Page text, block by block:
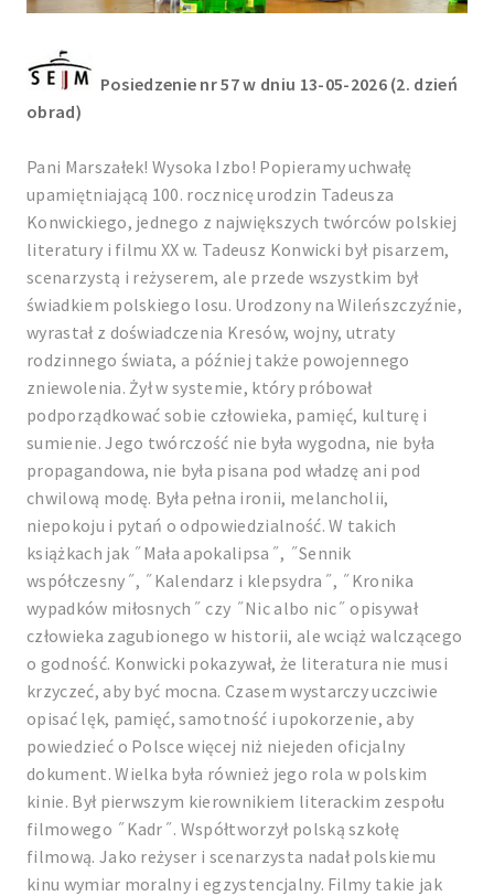
Posiedzenie nr 57 w dniu 13-05-2026 (2. dzień
obrad)
Pani Marszałek! Wysoka Izbo! Popieramy uchwałę
upamiętniającą 100. rocznicę urodzin Tadeusza
Konwickiego, jednego z największych twórców polskiej
literatury i filmu XX w. Tadeusz Konwicki był pisarzem,
scenarzystą i reżyserem, ale przede wszystkim był
świadkiem polskiego losu. Urodzony na Wileńszczyźnie,
wyrastał z doświadczenia Kresów, wojny, utraty
rodzinnego świata, a później także powojennego
zniewolenia. Żył w systemie, który próbował
podporządkować sobie człowieka, pamięć, kulturę i
sumienie. Jego twórczość nie była wygodna, nie była
propagandowa, nie była pisana pod władzę ani pod
chwilową modę. Była pełna ironii, melancholii,
niepokoju i pytań o odpowiedzialność. W takich
książkach jak ˝Mała apokalipsa˝, ˝Sennik
współczesny˝, ˝Kalendarz i klepsydra˝, ˝Kronika
wypadków miłosnych˝ czy ˝Nic albo nic˝ opisywał
człowieka zagubionego w historii, ale wciąż walczącego
o godność. Konwicki pokazywał, że literatura nie musi
krzyczeć, aby być mocna. Czasem wystarczy uczciwie
opisać lęk, pamięć, samotność i upokorzenie, aby
powiedzieć o Polsce więcej niż niejeden oficjalny
dokument. Wielka była również jego rola w polskim
kinie. Był pierwszym kierownikiem literackim zespołu
filmowego ˝Kadr˝. Współtworzył polską szkołę
filmową. Jako reżyser i scenarzysta nadał polskiemu
kinu wymiar moralny i egzystencjalny. Filmy takie jak